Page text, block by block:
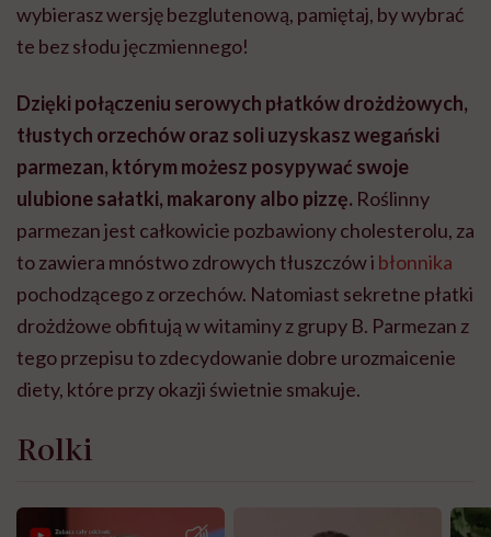
wybierasz wersję bezglutenową, pamiętaj, by wybrać
te bez słodu jęczmiennego!
Dzięki połączeniu serowych płatków drożdżowych,
tłustych orzechów oraz soli uzyskasz wegański
parmezan, którym możesz posypywać swoje
ulubione sałatki, makarony albo pizzę. Roślinny
parmezan jest całkowicie pozbawiony cholesterolu, za
to zawiera mnóstwo zdrowych tłuszczów i błonnika
pochodzącego z orzechów. Natomiast sekretne płatki
drożdżowe obfitują w witaminy z grupy B. Parmezan z
tego przepisu to zdecydowanie dobre urozmaicenie
diety, które przy okazji świetnie smakuje.
Rolki